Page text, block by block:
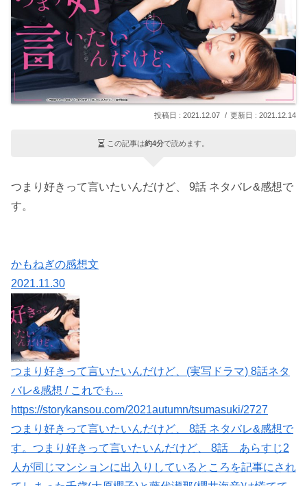
2021.12.07 2021.12.14
この記事は約4分で読めます。
つまり好きって言いたいんだけど、 9話 ネタバレ&感想で
す。
かもねぎの感想文
2021.11.30
つまり好きって言いたいんだけど、(実写ドラマ) 8話ネタ
バレ&感想 / これでも...
https://storykansou.com/2021autumn/tsumasuki/2727
つまり好きって言いたいんだけど、 8話 ネタバレ&感想で
す。つまり好きって言いたいんだけど、 8話 あらすじ2
人が同じマンションに出入りしているところを記事にされ